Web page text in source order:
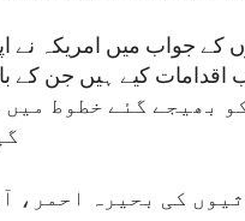
کے جواب میں امریکہ نے
کیے ہیں جن کے
کو بھیجے گئے خطوط
کی بحیرہ احمر،